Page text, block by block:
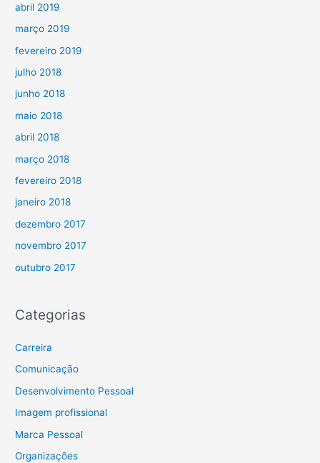
abril 2019
março 2019
fevereiro 2019
julho 2018
junho 2018
maio 2018
abril 2018
março 2018
fevereiro 2018
janeiro 2018
dezembro 2017
novembro 2017
outubro 2017
Categorias
Carreira
Comunicação
Desenvolvimento Pessoal
Imagem profissional
Marca Pessoal
Organizações